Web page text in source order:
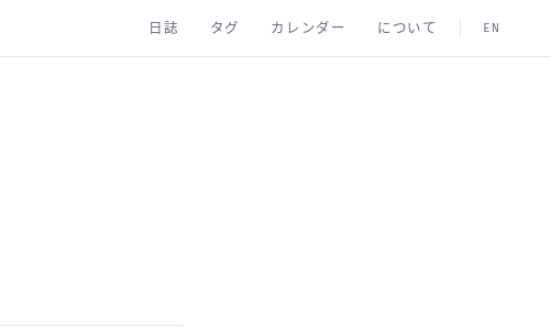
日誌 タグ カレンダー について EN